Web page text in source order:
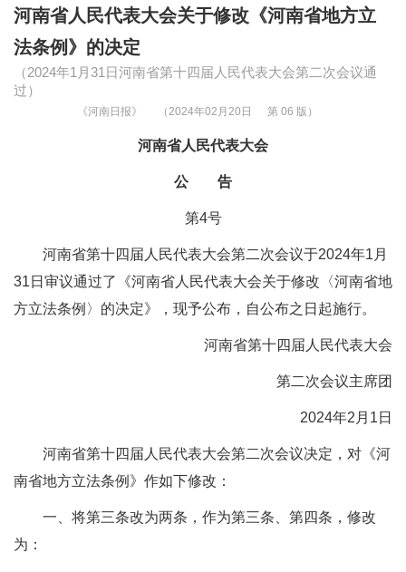
河南省人民代表大会关于修改《河南省地方立
法条例》的决定
（2024年1月31日河南省第十四届人民代表大会第二次会议通
过）
《河南日报》 （2024年02月20日 第 06 版）
河南省人民代表大会
公 告
第4号
河南省第十四届人民代表大会第二次会议于2024年1月
31日审议通过了《河南省人民代表大会关于修改〈河南省地
方立法条例〉的决定》，现予公布，自公布之日起施行。
河南省第十四届人民代表大会
第二次会议主席团
2024年2月1日
河南省第十四届人民代表大会第二次会议决定，对《河
南省地方立法条例》作如下修改：
一、将第三条改为两条，作为第三条、第四条，修改
为：